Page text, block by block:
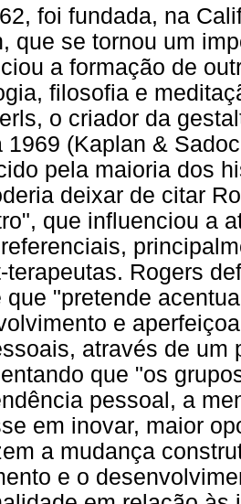
foi fundada, na
que se tornou um
a formação de
filosofia e
o criador da
1969 (Kaplan &
pela maioria dos
deixar de citar
que influenciou a
terapeutas. Rogers
que "pretende
e
através de um
que "os
pessoal, a
em inovar, maior
a mudança
e o